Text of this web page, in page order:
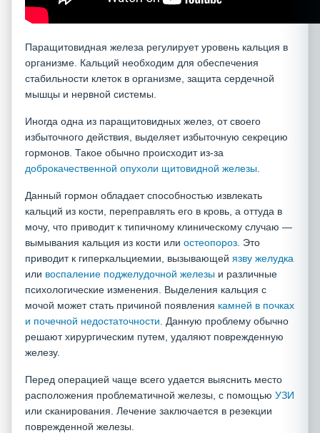
Паращитовидная железа регулирует уровень кальция в
организме. Кальций необходим для обеспечения
стабильности клеток в организме, защита сердечной
мышцы и нервной системы.
Иногда одна из паращитовидных желез, от своего
избыточного действия, выделяет избыточную секрецию
гормонов. Такое обычно происходит из-за
доброкачественной опухоли щитовидной железы
Данный гормон обладает способностью извлекать
кальций из кости, переправлять его в кровь, а оттуда в
мочу, что приводит к типичному клиническому случаю —
вымывания кальция из кости или остеопороз . Это
приводит к гиперкальциемии, вызывающей язву желудка
или воспаление поджелудочной железы и различные
психологические изменения. Выделения кальция с
мочой может стать причиной появления камней в почках
и почечной недостаточности . Данную проблему обычно
решают хирургическим путем, удаляют поврежденную
железу.
Перед операцией чаще всего удается выяснить место
расположения проблематичной железы, с помощью УЗИ
или сканирования. Лечение заключается в резекции
поврежденной железы.